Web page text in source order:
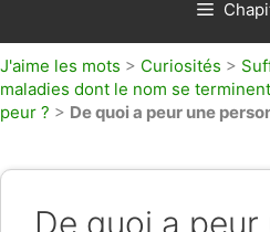
J'aime les mots > Curiosités >
maladies dont le nom se
peur ? > De quoi a peur une
De quoi a peur